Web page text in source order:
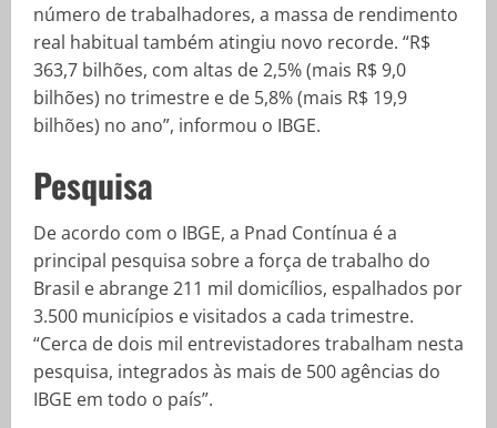
número de trabalhadores, a massa de rendimento
real habitual também atingiu novo recorde. “R$
363,7 bilhões, com altas de 2,5% (mais R$ 9,0
bilhões) no trimestre e de 5,8% (mais R$ 19,9
bilhões) no ano”, informou o IBGE.
Pesquisa
De acordo com o IBGE, a Pnad Contínua é a
principal pesquisa sobre a força de trabalho do
Brasil e abrange 211 mil domicílios, espalhados por
3.500 municípios e visitados a cada trimestre.
“Cerca de dois mil entrevistadores trabalham nesta
pesquisa, integrados às mais de 500 agências do
IBGE em todo o país”.